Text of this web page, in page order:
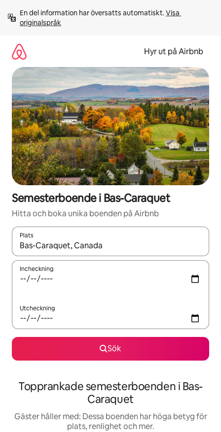
innehåll
En del information har översatts automatiskt. Visa
originalspråk
Hyr ut på Airbnb
Semesterboende i Bas-Caraquet
Hitta och boka unika boenden på Airbnb
Plats
När resultaten är tillgängliga kan du navigera med upp- och
Incheckning
Utcheckning
Sök
Topprankade semesterboenden i Bas-
Caraquet
Gäster håller med: Dessa boenden har höga betyg för
plats, renlighet och mer.